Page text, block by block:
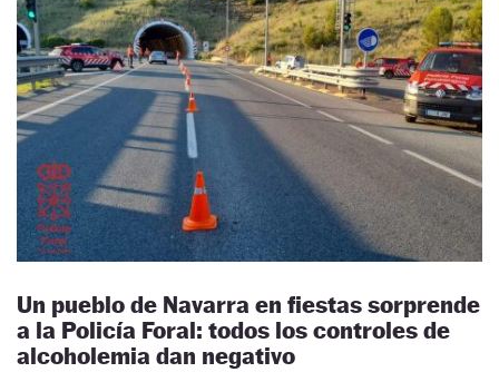
Un pueblo de Navarra en fiestas sorprende
a la Policía Foral: todos los controles de
alcoholemia dan negativo